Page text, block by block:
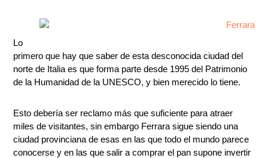
Lo
primero que hay que saber de esta desconocida ciudad del
norte de Italia es que forma parte desde 1995 del Patrimonio
de la Humanidad de la UNESCO, y bien merecido lo tiene.
Esto debería ser reclamo más que suficiente para atraer
miles de visitantes, sin embargo Ferrara sigue siendo una
ciudad provinciana de esas en las que todo el mundo parece
conocerse y en las que salir a comprar el pan supone invertir